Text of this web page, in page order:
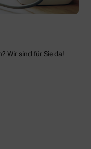
Wir sind für Sie da!